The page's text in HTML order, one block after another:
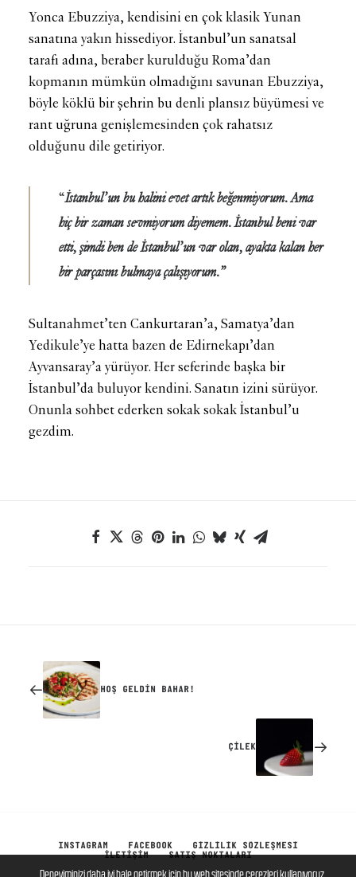
Yonca Ebuzziya, kendisini en çok klasik Yunan
sanatına yakın hissediyor. İstanbul’un sanatsal
tarafı adına, beraber kurulduğu Roma’dan
kopmanın mümkün olmadığını savunan Ebuzziya,
böyle köklü bir şehrin bu denli plansız büyümesi ve
rant uğruna genişlemesinden çok rahatsız
olduğunu dile getiriyor.
“İstanbul’un bu halini evet artık beğenmiyorum. Ama
hiç bir zaman sevmiyorum diyemem. İstanbul beni var
etti, şimdi ben de İstanbul’un var olan, ayakta kalan her
bir parçasını bulmaya çalışıyorum.”
Sultanahmet’ten Cankurtaran’a, Samatya’dan
Yedikule’ye hatta bazen de Edirnekapı’dan
Ayvansaray’a yürüyor. Her seferinde başka bir
İstanbul’da buluyor kendini. Sanatın izini sürüyor.
Onunla sohbet ederken sokak sokak İstanbul’u
gezdim.
HOŞ GELDİN BAHAR!
ÇİLEK
INSTAGRAM FACEBOOK
GİZLİLİK SÖZLEŞMESİ
İLETIŞIM
SATIŞ NOKTALARI
Deneyiminizi daha iyi hale getirmek için bu web sitesinde çerezleri kullanıyoruz.